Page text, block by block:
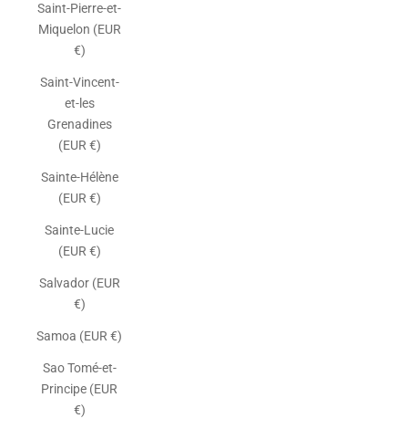
Saint-Pierre-et-
Miquelon (EUR
€)
Saint-Vincent-
et-les
Grenadines
(EUR €)
Sainte-Hélène
(EUR €)
Sainte-Lucie
(EUR €)
Salvador (EUR
€)
Samoa (EUR €)
Sao Tomé-et-
Principe (EUR
€)